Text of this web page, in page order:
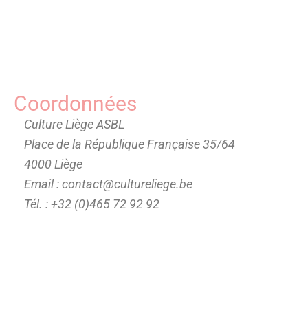
Coordonnées
Culture Liège ASBL
Place de la République Française 35/64
4000 Liège
Email : contact@cultureliege.be
Tél. : +32 (0)465 72 92 92